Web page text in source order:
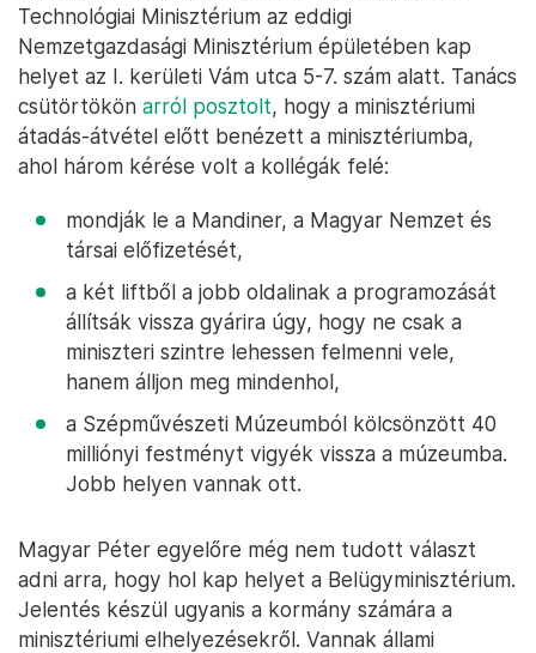
Technológiai Minisztérium az eddigi
Nemzetgazdasági Minisztérium épületében kap
helyet az I. kerületi Vám utca 5-7. szám alatt. Tanács
csütörtökön arról posztolt, hogy a minisztériumi
átadás-átvétel előtt benézett a minisztériumba,
ahol három kérése volt a kollégák felé:
mondják le a Mandiner, a Magyar Nemzet és
társai előfizetését,
a két liftből a jobb oldalinak a programozását
állítsák vissza gyárira úgy, hogy ne csak a
miniszteri szintre lehessen felmenni vele,
hanem álljon meg mindenhol,
a Szépművészeti Múzeumból kölcsönzött 40
milliónyi festményt vigyék vissza a múzeumba.
Jobb helyen vannak ott.
Magyar Péter egyelőre még nem tudott választ
adni arra, hogy hol kap helyet a Belügyminisztérium.
Jelentés készül ugyanis a kormány számára a
minisztériumi elhelyezésekről. Vannak állami